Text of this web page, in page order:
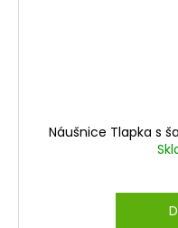
Náušnice Tlapka s